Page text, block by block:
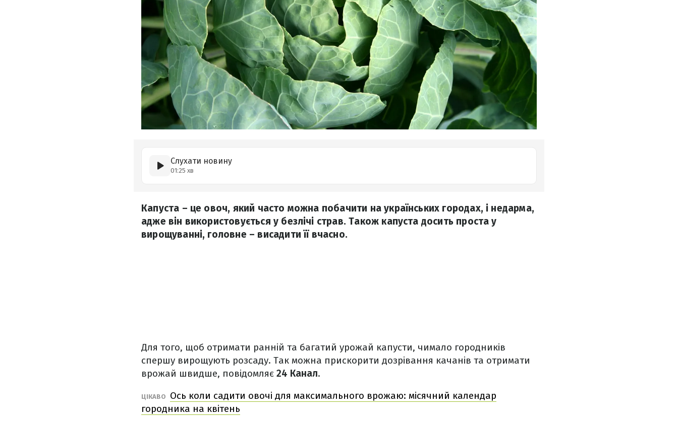
Слухати новину
01:25 хв
Капуста – це овоч, який часто можна побачити на українських городах, і недарма,
адже він використовується у безлічі страв. Також капуста досить проста у
вирощуванні, головне – висадити її вчасно.
Для того, щоб отримати ранній та багатий урожай капусти, чимало городників
спершу вирощують розсаду. Так можна прискорити дозрівання качанів та отримати
врожай швидше, повідомляє 24 Канал.
ЦІКАВО
Ось коли садити овочі для максимального врожаю: місячний календар
городника на квітень